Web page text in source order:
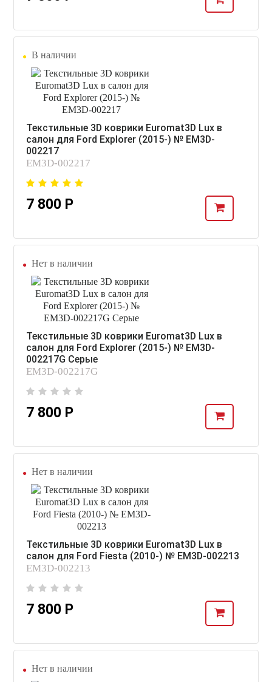
В наличии
Текстильные 3D коврики Euromat3D Lux в
салон для Ford Explorer (2015-) № EM3D-
002217
EM3D-002217
7 800 Р
Нет в наличии
Текстильные 3D коврики Euromat3D Lux в
салон для Ford Explorer (2015-) № EM3D-
002217G Серые
EM3D-002217G
7 800 Р
Нет в наличии
Текстильные 3D коврики Euromat3D Lux в
салон для Ford Fiesta (2010-) № EM3D-002213
EM3D-002213
7 800 Р
Нет в наличии